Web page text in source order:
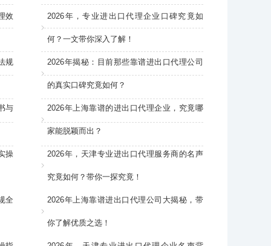
2026年，专业进出口代理企业口碑究竟如
何？一文带你深入了解！
2026年揭秘：目前那些靠谱进出口代理公司
的真实口碑究竟如何？
2026年上海靠谱的进出口代理企业，究竟哪
家能脱颖而出？
2026年，天津专业进出口代理服务商的名声
究竟如何？带你一探究竟！
2026年上海靠谱进出口代理公司大揭秘，带
你了解优质之选！
效
规
与
操
全